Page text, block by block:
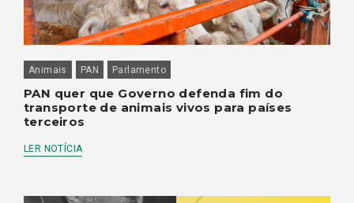
Animais PAN Parlamento
PAN quer que Governo defenda fim do
transporte de animais vivos para países
terceiros
LER NOTÍCIA